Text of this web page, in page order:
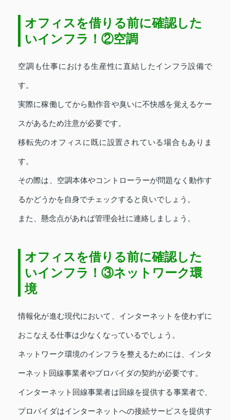
オフィスを借りる前に確認した
いインフラ！②空調
空調も仕事における生産性に直結したインフラ設備で
す。
実際に稼働してから動作音や臭いに不快感を覚えるケー
スがあるため注意が必要です。
移転先のオフィスに既に設置されている場合もありま
す。
その際は、空調本体やコントローラーが問題なく動作す
るかどうかを自身でチェックすると良いでしょう。
また、懸念点があれば管理会社に連絡しましょう。
オフィスを借りる前に確認した
いインフラ！③ネットワーク環
境
情報化が進む現代において、インターネットを使わずに
おこなえる仕事は少なくなっているでしょう。
ネットワーク環境のインフラを整えるためには、インタ
ーネット回線事業者やプロバイダの契約が必要です。
インターネット回線事業者は回線を提供する事業者で、
プロバイダはインターネットへの接続サービスを提供す